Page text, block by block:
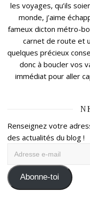
les voyages, qu’ils
monde, j’aime
fameux dicton métro-
carnet de route et
quelques précieux
donc à boucler vos
immédiat pour aller
Renseignez votre
des actualités du blog !
mail Abonne-toi